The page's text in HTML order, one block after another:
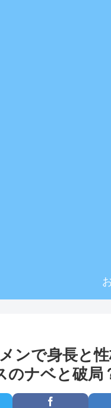
ンで身長と
のナベと破局